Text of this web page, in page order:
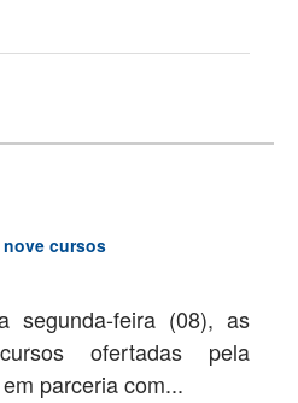
cursos
feira (08), as
ofertadas pela
parceria com...